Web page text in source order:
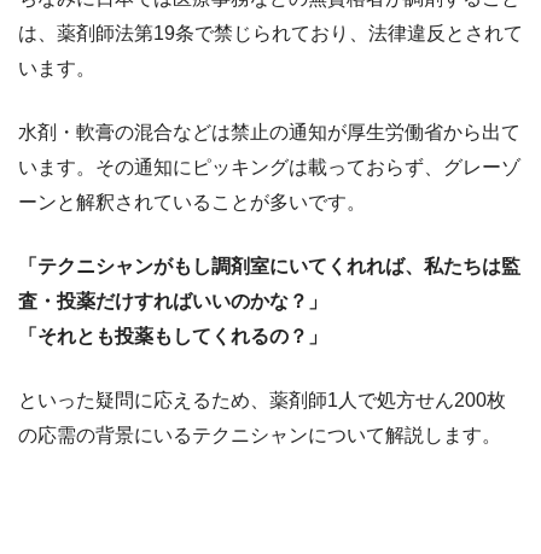
は、薬剤師法第19条で禁じられており、法律違反とされて
います。
水剤・軟膏の混合などは禁止の通知が厚生労働省から出て
います。その通知にピッキングは載っておらず、グレーゾ
ーンと解釈されていることが多いです。
「テクニシャンがもし調剤室にいてくれれば、私たちは監
査・投薬だけすればいいのかな？」
「それとも投薬もしてくれるの？」
といった疑問に応えるため、薬剤師1人で処方せん200枚
の応需の背景にいるテクニシャンについて解説します。